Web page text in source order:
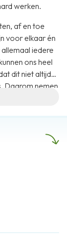
werken.
af en toe
voor elkaar én
iedere
ons heel
dit niet altijd
Daarom nemen
werk uit